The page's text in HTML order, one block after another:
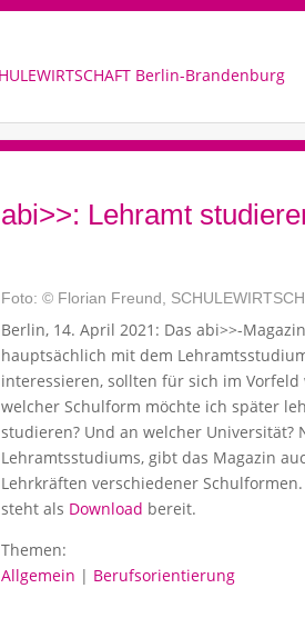
abi>>: Lehramt
Foto: © Florian Freund,
Berlin, 14. April 2021: Das abi>>-Magazin
hauptsächlich mit dem
interessieren, sollten für sich im
welcher Schulform möchte ich später
studieren? Und an welcher Universität?
Lehramtsstudiums, gibt das Magazin
Lehrkräften verschiedener
steht als Download bereit.
Themen:
Allgemein | Berufsorientierung